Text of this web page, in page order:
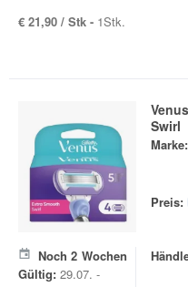
€ 21,90 / Stk - 1Stk.
Swirl
Marke:
Preis:
Noch 2 Wochen
Gültig: 29.07. -